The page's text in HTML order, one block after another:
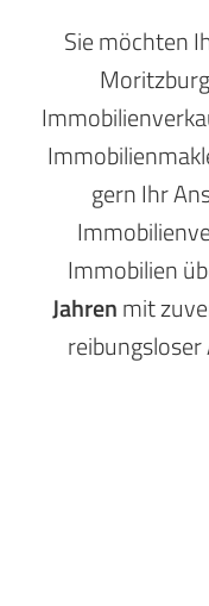
Sie möchten
gern Ihr
Immobilien
Jahrenmit